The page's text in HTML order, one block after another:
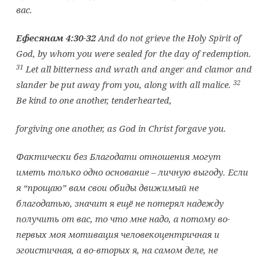
вас.
Ефесянам 4:30-32And do not grieve the Holy Spirit of
God, by whom you were sealed for the day of redemption.
31 Let all bitterness and wrath and anger and clamor and
slander be put away from you, along with all malice. 32
Be kind to one another, tenderhearted,
forgiving one another, as God in Christ forgave you.
Фактически без Благодати отношения могут
иметь только одно основание – личную выгоду. Если
я “прощаю” вам свои обиды движимый не
благодатью, значит я ещё не потерял надежду
получить от вас, то что мне надо, а потому во-
первых моя мотивация человекоцентричная и
эгоистичная, а во-вторых я, на самом деле, не